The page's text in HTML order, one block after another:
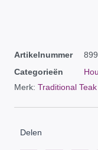
Artikelnummer
Categorieën
Merk: Traditional
Delen